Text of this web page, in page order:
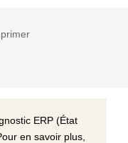
ERP (État
en savoir plus,